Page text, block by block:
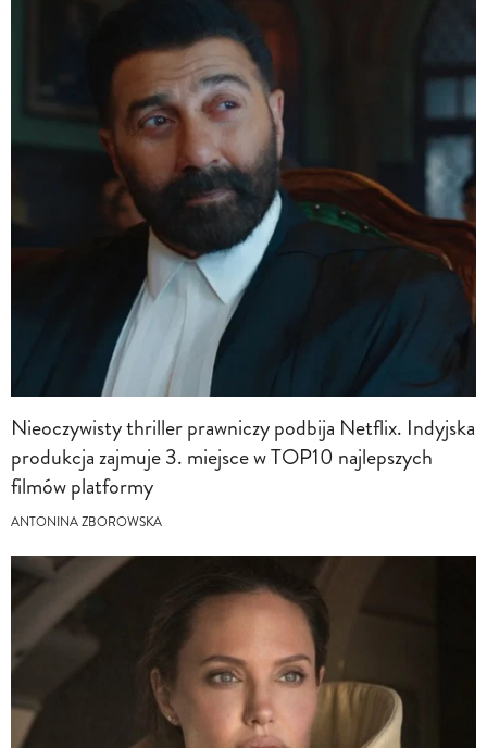
Nieoczywisty thriller prawniczy podbija Netflix. Indyjska
produkcja zajmuje 3. miejsce w TOP10 najlepszych
filmów platformy
ANTONINA ZBOROWSKA